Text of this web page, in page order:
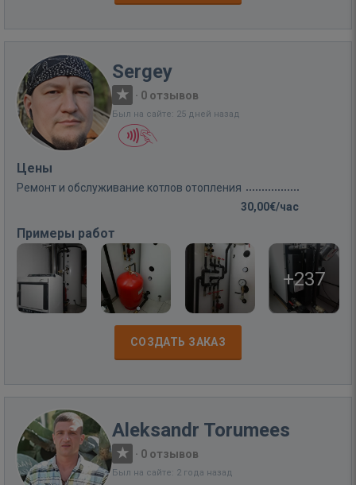
Sergey
· 0 отзывов
Был на сайте: 25 дней назад
Цены
Ремонт и обслуживание котлов отопления
30,00€/час
Примеры работ
+237
СОЗДАТЬ ЗАКАЗ
Aleksandr Torumees
· 0 отзывов
Был на сайте: 2 года назад